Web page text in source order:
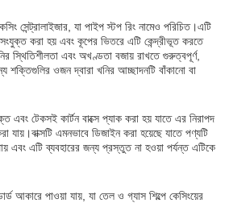
সেন্ট্রালাইজার, যা পাইপ স্টপ রিং নামেও পরিচিত।এটি
সংযুক্ত করা হয় এবং কূপের ভিতরে এটি কেন্দ্রীভূত করতে
স্থিতিশীলতা এবং অখণ্ডতা বজায় রাখতে গুরুত্বপূর্ণ,
শক্তিগুলির ওজন দ্বারা খনির আচ্ছাদনটি বাঁকানো বা
এবং টেকসই কার্টন বাক্সে প্যাক করা হয় যাতে এর নিরাপদ
যায়।বাক্সটি এমনভাবে ডিজাইন করা হয়েছে যাতে পণ্যটি
এবং এটি ব্যবহারের জন্য প্রস্তুত না হওয়া পর্যন্ত এটিকে
আকারে পাওয়া যায়, যা তেল ও গ্যাস শিল্পে কেসিংয়ের